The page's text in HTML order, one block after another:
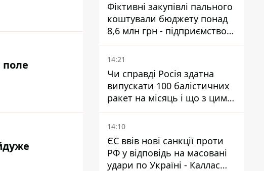
поле
Фіктивні закупівлі пального
коштували бюджету понад
8,6 млн грн - підприємство
відшкодувало збитки
14:21
Чи справді Росія здатна
випускати 100 балістичних
ракет на місяць і що з цим
робити
14:10
ЄС ввів нові санкції проти
РФ у відповідь на масовані
удари по Україні - Каллас